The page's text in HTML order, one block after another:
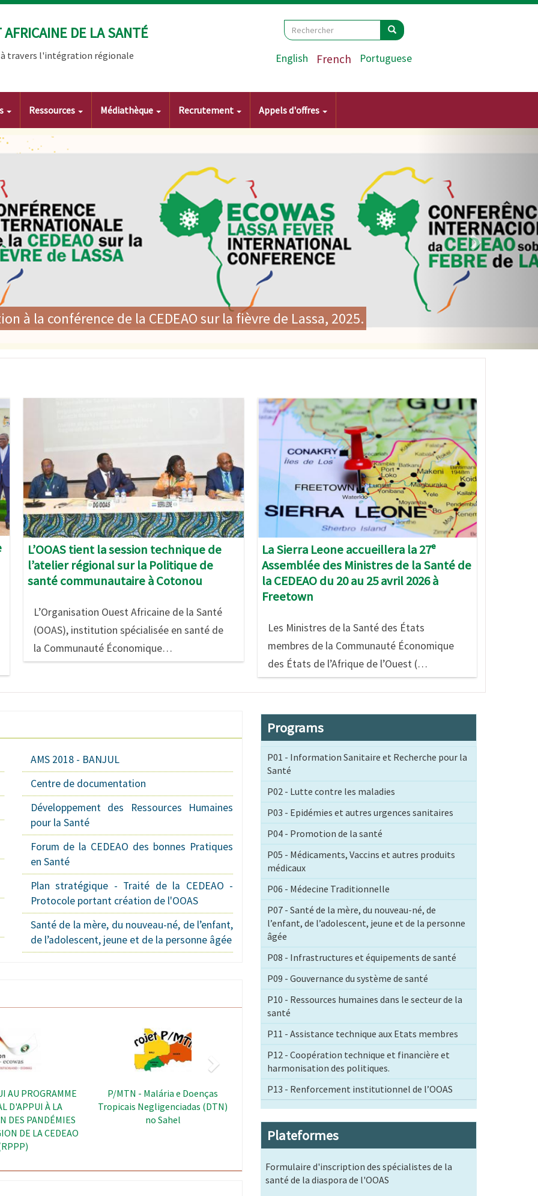
DE LA SANTÉ
travers l'intégration régionale
Search
Rechercher Rechercher
English French Portuguese
Ressources Médiathèque Recrutement
Appels d'offres
de la CEDEAO adoptent une politique régionale historique sur la santé
leur engagement en faveur du renforcement des systèmes de santé
L’OOAS tient la session technique de
l’atelier régional sur la Politique de
santé communautaire à Cotonou
L’Organisation Ouest Africaine de la Santé
(OOAS), institution spécialisée en santé de
la Communauté Économique…
Image
La Sierra Leone accueillera la 27ᵉ
Assemblée des Ministres de la Santé de
la CEDEAO du 20 au 25 avril 2026 à
Freetown
Les Ministres de la Santé des États
membres de la Communauté Économique
des États de l’Afrique de l’Ouest (…
AMS 2018 - BANJUL
Centre de documentation
Développement des Ressources Humaines
pour la Santé
Forum de la CEDEAO des bonnes Pratiques
en Santé
Plan stratégique - Traité de la CEDEAO -
Protocole portant création de l'OOAS
Santé de la mère, du nouveau-né, de l’enfant,
de l’adolescent, jeune et de la personne âgée
- Renforcement des
Surveillance des
Afrique de l’Ouest
SWEDD - Autonomisation des
Femmes et Dividende
Démographique au Sahel
Programs
P01 - Information Sanitaire et Recherche pour la
Santé
P02 - Lutte contre les maladies
P03 - Epidémies et autres urgences sanitaires
P04 - Promotion de la santé
P05 - Médicaments, Vaccins et autres produits
médicaux
P06 - Médecine Traditionnelle
P07 - Santé de la mère, du nouveau-né, de
l’enfant, de l’adolescent, jeune et de la personne
âgée
P08 - Infrastructures et équipements de santé
P09 - Gouvernance du système de santé
P10 - Ressources humaines dans le secteur de la
santé
P11 - Assistance technique aux Etats membres
P12 - Coopération technique et financière et
harmonisation des politiques.
P13 - Renforcement institutionnel de l’OOAS
Plateformes
Formulaire d'inscription des spécialistes de la
santé de la diaspora de l'OOAS